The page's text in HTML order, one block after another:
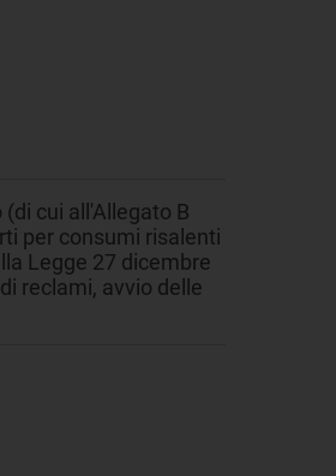
cui all'Allegato B
per consumi risalenti
Legge 27 dicembre
reclami, avvio delle